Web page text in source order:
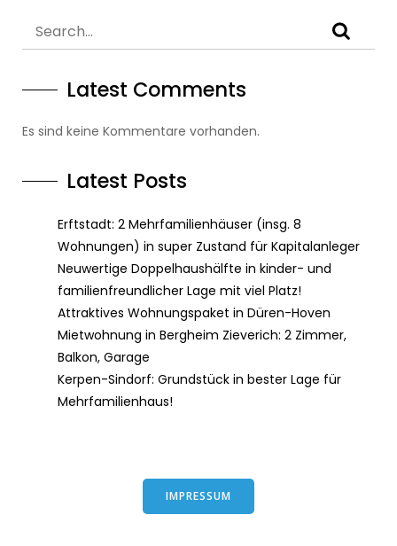
Latest Comments
Es sind keine Kommentare vorhanden.
Latest Posts
Erftstadt: 2 Mehrfamilienhäuser (insg. 8
Wohnungen) in super Zustand für Kapitalanleger
Neuwertige Doppelhaushälfte in kinder- und
familienfreundlicher Lage mit viel Platz!
Attraktives Wohnungspaket in Düren-Hoven
Mietwohnung in Bergheim Zieverich: 2 Zimmer,
Balkon, Garage
Kerpen-Sindorf: Grundstück in bester Lage für
Mehrfamilienhaus!
IMPRESSUM